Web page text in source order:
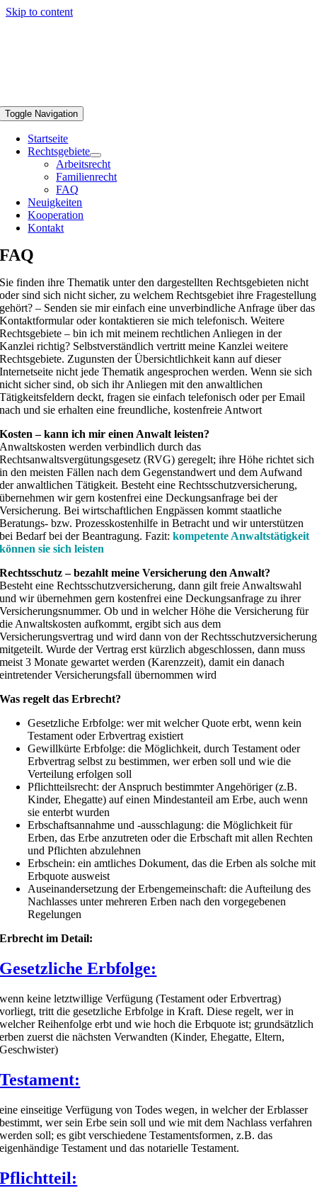
Skip to content
Toggle Navigation
Startseite
Rechtsgebiete
Arbeitsrecht
Familienrecht
FAQ
Neuigkeiten
Kooperation
Kontakt
FAQ
Sie finden ihre Thematik unter den dargestellten Rechtsgebieten nicht
oder sind sich nicht sicher, zu welchem Rechtsgebiet ihre Fragestellung
gehört? – Senden sie mir einfach eine unverbindliche Anfrage über das
Kontaktformular oder kontaktieren sie mich telefonisch. Weitere
Rechtsgebiete – bin ich mit meinem rechtlichen Anliegen in der
Kanzlei richtig? Selbstverständlich vertritt meine Kanzlei weitere
Rechtsgebiete. Zugunsten der Übersichtlichkeit kann auf dieser
Internetseite nicht jede Thematik angesprochen werden. Wenn sie sich
nicht sicher sind, ob sich ihr Anliegen mit den anwaltlichen
Tätigkeitsfeldern deckt, fragen sie einfach telefonisch oder per Email
nach und sie erhalten eine freundliche, kostenfreie Antwort
Kosten – kann ich mir einen Anwalt leisten?
Anwaltskosten werden verbindlich durch das
Rechtsanwaltsvergütungsgesetz (RVG) geregelt; ihre Höhe richtet sich
in den meisten Fällen nach dem Gegenstandwert und dem Aufwand
der anwaltlichen Tätigkeit. Besteht eine Rechtsschutzversicherung,
übernehmen wir gern kostenfrei eine Deckungsanfrage bei der
Versicherung. Bei wirtschaftlichen Engpässen kommt staatliche
Beratungs- bzw. Prozesskostenhilfe in Betracht und wir unterstützen
bei Bedarf bei der Beantragung. Fazit:kompetente Anwaltstätigkeit
können sie sich leisten
Rechtsschutz – bezahlt meine Versicherung den Anwalt?
Besteht eine Rechtsschutzversicherung, dann gilt freie Anwaltswahl
und wir übernehmen gern kostenfrei eine Deckungsanfrage zu ihrer
Versicherungsnummer. Ob und in welcher Höhe die Versicherung für
die Anwaltskosten aufkommt, ergibt sich aus dem
Versicherungsvertrag und wird dann von der Rechtsschutzversicherung
mitgeteilt. Wurde der Vertrag erst kürzlich abgeschlossen, dann muss
meist 3 Monate gewartet werden (Karenzzeit), damit ein danach
eintretender Versicherungsfall übernommen wird
Was regelt das Erbrecht?
Gesetzliche Erbfolge: wer mit welcher Quote erbt, wenn kein
Testament oder Erbvertrag existiert
Gewillkürte Erbfolge: die Möglichkeit, durch Testament oder
Erbvertrag selbst zu bestimmen, wer erben soll und wie die
Verteilung erfolgen soll
Pflichtteilsrecht: der Anspruch bestimmter Angehöriger (z.B.
Kinder, Ehegatte) auf einen Mindestanteil am Erbe, auch wenn
sie enterbt wurden
Erbschaftsannahme und -ausschlagung: die Möglichkeit für
Erben, das Erbe anzutreten oder die Erbschaft mit allen Rechten
und Pflichten abzulehnen
Erbschein: ein amtliches Dokument, das die Erben als solche mit
Erbquote ausweist
Auseinandersetzung der Erbengemeinschaft: die Aufteilung des
Nachlasses unter mehreren Erben nach den vorgegebenen
Regelungen
Erbrecht im Detail:
Gesetzliche Erbfolge:
wenn keine letztwillige Verfügung (Testament oder Erbvertrag)
vorliegt, tritt die gesetzliche Erbfolge in Kraft. Diese regelt, wer in
welcher Reihenfolge erbt und wie hoch die Erbquote ist; grundsätzlich
erben zuerst die nächsten Verwandten (Kinder, Ehegatte, Eltern,
Geschwister)
Testament:
eine einseitige Verfügung von Todes wegen, in welcher der Erblasser
bestimmt, wer sein Erbe sein soll und wie mit dem Nachlass verfahren
werden soll; es gibt verschiedene Testamentsformen, z.B. das
eigenhändige Testament und das notarielle Testament.
Pflichtteil: